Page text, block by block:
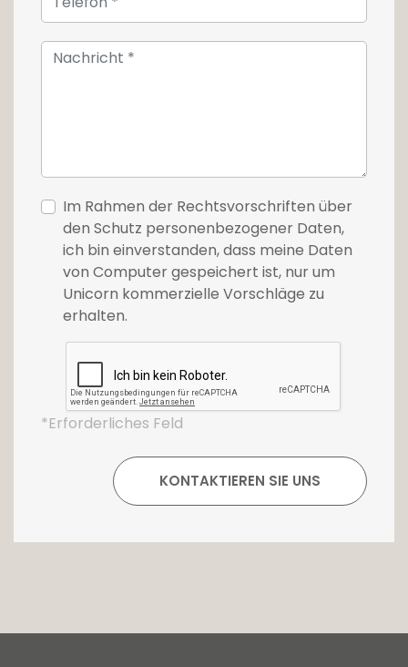
Im Rahmen der Rechtsvorschriften über
den Schutz personenbezogener Daten,
ich bin einverstanden, dass meine Daten
von Computer gespeichert ist, nur um
Unicorn kommerzielle Vorschläge zu
erhalten.
*Erforderliches Feld